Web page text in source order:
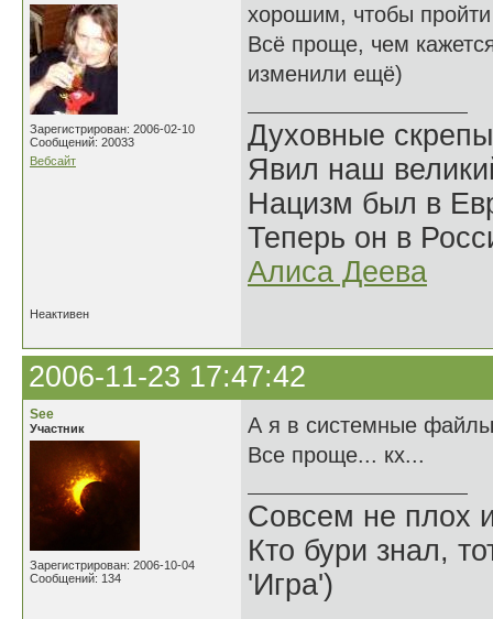
Зарегистрирован: 2006-02-10
Сообщений: 20033
Вебсайт
хорошим, чтобы
Всё проще, чем
изменили ещё)
Духовные
Явил наш
Нацизм был в
Теперь он в
Алиса Деева
Неактивен
2006-11-23 17:47:42
See
Участник
Зарегистрирован: 2006-10-04
Сообщений: 134
А я в системные
Все проще... кх...
Совсем не плох
Кто бури знал,
'Игра')